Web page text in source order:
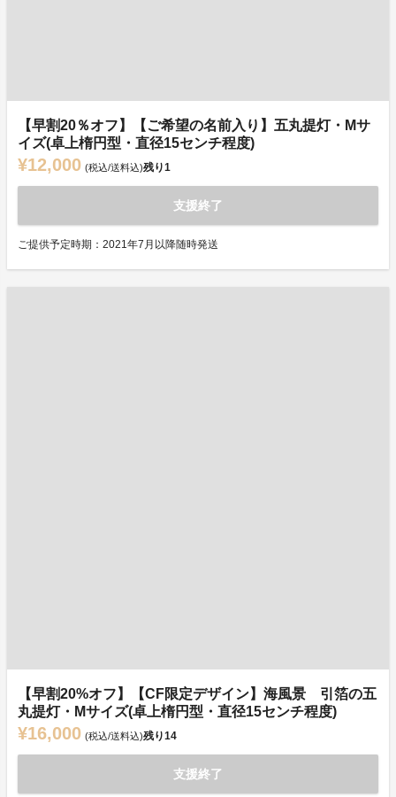
【早割20％オフ】【ご希望の名前入り】五丸提灯・Mサ
イズ(卓上楕円型・直径15センチ程度)
¥12,000 (税込/送料込)残り1
支援終了
ご提供予定時期：2021年7月以降随時発送
【早割20%オフ】【CF限定デザイン】海風景 引箔の五
丸提灯・Mサイズ(卓上楕円型・直径15センチ程度)
¥16,000 (税込/送料込)残り14
支援終了